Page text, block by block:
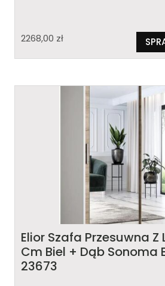
2268,00 zł
Elior Szafa Przesuwna Z
Cm Biel + Dąb Sonoma
23673